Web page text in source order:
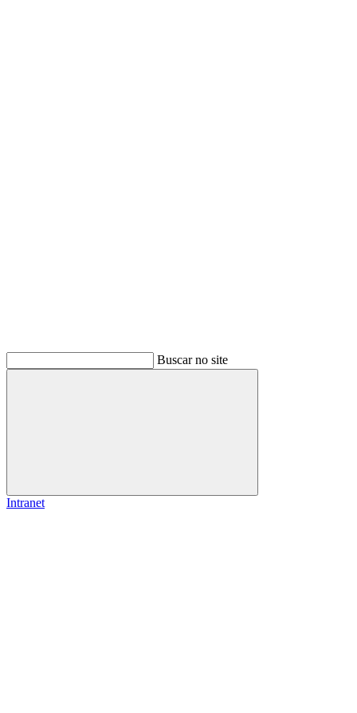
Buscar no site
Buscar
Intranet